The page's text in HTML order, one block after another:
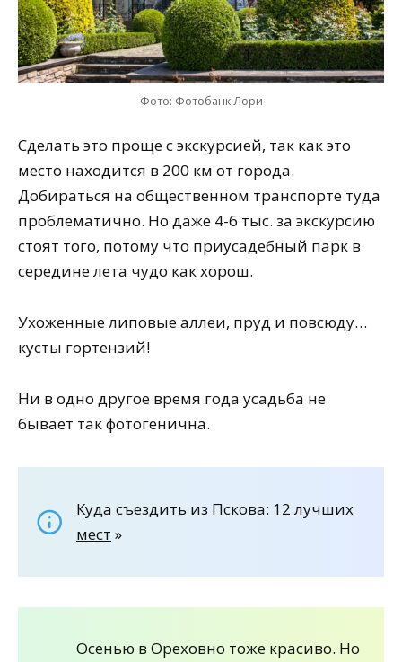
Фото: Фотобанк Лори
Сделать это проще с экскурсией, так как это
место находится в 200 км от города.
Добираться на общественном транспорте туда
проблематично. Но даже 4-6 тыс. за экскурсию
стоят того, потому что приусадебный парк в
середине лета чудо как хорош.
Ухоженные липовые аллеи, пруд и повсюду…
кусты гортензий!
Ни в одно другое время года усадьба не
бывает так фотогенична.
Куда съездить из Пскова: 12 лучших
мест »
Осенью в Ореховно тоже красиво. Но